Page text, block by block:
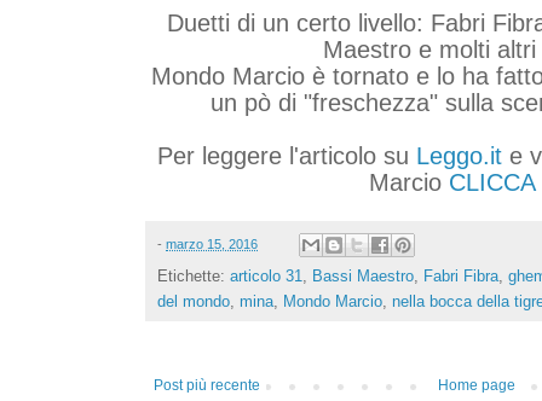
Duetti di un certo livello: Fabri
Maestro e molti
Mondo Marcio è tornato e lo ha
un pò di "freschezza" sulla
Per leggere l'articolo su Leggo.it e
Marcio
- marzo 15, 2016
Etichette: articolo 31, Bassi Maestro, Fabri Fibra,
del mondo, mina, Mondo Marcio, nella bocca della
Post più recente Home page